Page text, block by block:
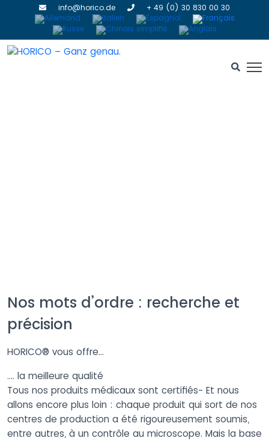
info@horico.de + 49 (0) 30 830 00 30
Nos mots d’ordre : recherche et
précision
HORICO® vous offre…
…. la meilleure qualité
Tous nos produits médicaux sont certifiés- Et nous
allons encore plus loin : chaque produit qui sort de nos
centres de production a été rigoureusement soumis,
entre autres, à un contrôle au microscope. Mais la base